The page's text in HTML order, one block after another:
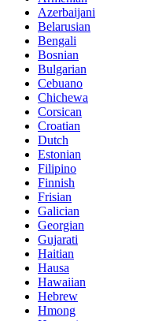
Azerbaijani
Belarusian
Bengali
Bosnian
Bulgarian
Cebuano
Chichewa
Corsican
Croatian
Dutch
Estonian
Filipino
Finnish
Frisian
Galician
Georgian
Gujarati
Haitian
Hausa
Hawaiian
Hebrew
Hmong